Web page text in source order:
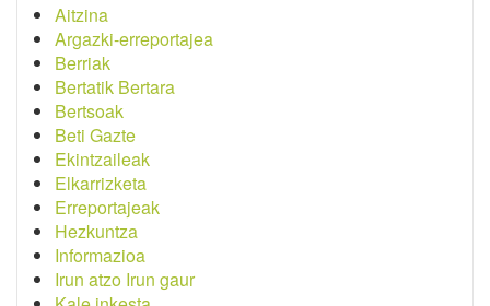
Aitzina
Argazki-erreportajea
Berriak
Bertatik Bertara
Bertsoak
Beti Gazte
Ekintzaileak
Elkarrizketa
Erreportajeak
Hezkuntza
Informazioa
Irun atzo Irun gaur